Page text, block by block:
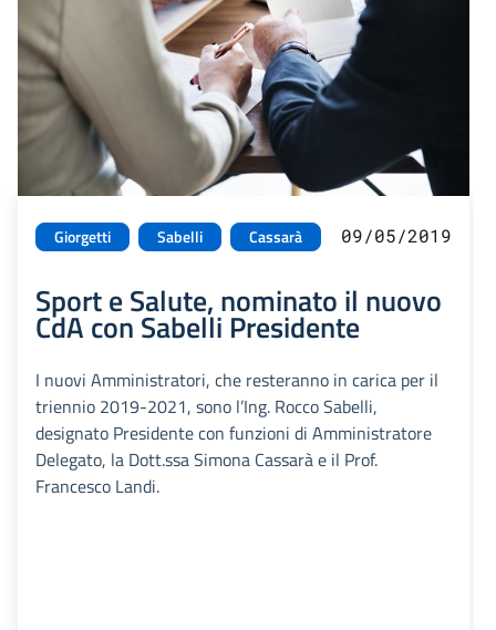
Giorgetti Sabelli Cassarà 09/05/2019
Sport e Salute, nominato il nuovo
CdA con Sabelli Presidente
I nuovi Amministratori, che resteranno in carica per il
triennio 2019-2021, sono l’Ing. Rocco Sabelli,
designato Presidente con funzioni di Amministratore
Delegato, la Dott.ssa Simona Cassarà e il Prof.
Francesco Landi.